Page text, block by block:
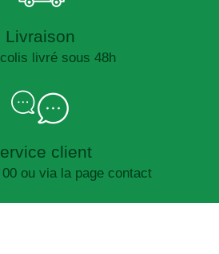
Livraison
livré sous 48h
client
ou via la page contact